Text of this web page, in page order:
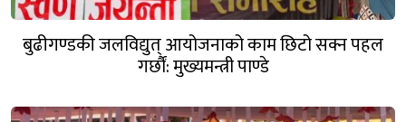
बुढीगण्डकी जलविद्युत् आयोजनाको काम छिटो सक्न पहल
गर्छौं: मुख्यमन्त्री पाण्डे